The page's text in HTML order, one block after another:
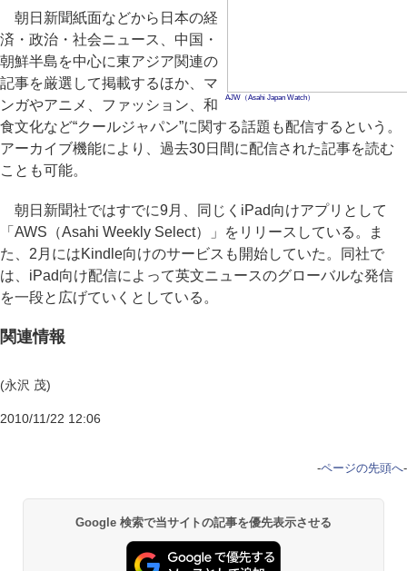
AJW（Asahi Japan Watch）
朝日新聞紙面などから日本の経
済・政治・社会ニュース、中国・
朝鮮半島を中心に東アジア関連の
記事を厳選して掲載するほか、マ
ンガやアニメ、ファッション、和
食文化など“クールジャパン”に関する話題も配信するという。
アーカイブ機能により、過去30日間に配信された記事を読む
ことも可能。
朝日新聞社ではすでに9月、同じくiPad向けアプリとして
「AWS（Asahi Weekly Select）」をリリースしている。ま
た、2月にはKindle向けのサービスも開始していた。同社で
は、iPad向け配信によって英文ニュースのグローバルな発信
を一段と広げていくとしている。
関連情報
(永沢 茂)
2010/11/22 12:06
-ページの先頭へ-
Google 検索で当サイトの記事を優先表示させる